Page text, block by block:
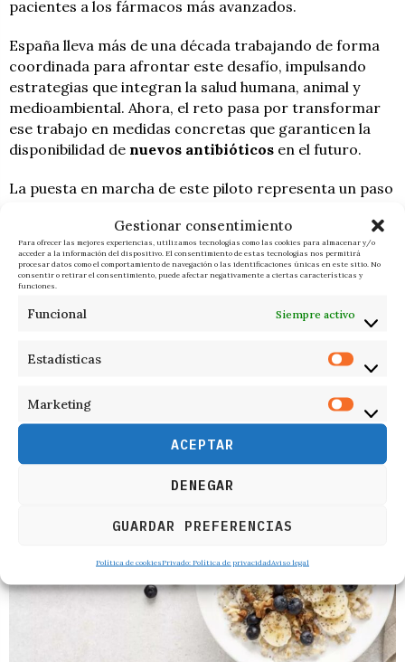
Gestionar consentimiento
Para ofrecer las mejores experiencias, utilizamos tecnologías como las cookies para almacenar y/o
acceder a la información del dispositivo. El consentimiento de estas tecnologías nos permitirá
procesar datos como el comportamiento de navegación o las identificaciones únicas en este sitio. No
consentir o retirar el consentimiento, puede afectar negativamente a ciertas características y
funciones.
Funcional Siempre activo
Estadísticas
Marketing
ACEPTAR
DENEGAR
GUARDAR PREFERENCIAS
Política de cookiesPrivado: Política de privacidadAviso legal
pacientes a los fármacos más avanzados.
España lleva más de una década trabajando de forma
coordinada para afrontar este desafío, impulsando
estrategias que integran la salud humana, animal y
medioambiental. Ahora, el reto pasa por transformar
ese trabajo en medidas concretas que garanticen la
disponibilidad de nuevos antibióticos en el futuro.
La puesta en marcha de este piloto representa un paso
frente a una amenaza que ya no pertenece al futuro,
sino que forma parte de la realidad sanitaria actual.
RELACIONADOS